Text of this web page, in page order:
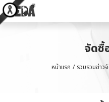
จัดซื้
หน้าแรก รวบรวมข่าว